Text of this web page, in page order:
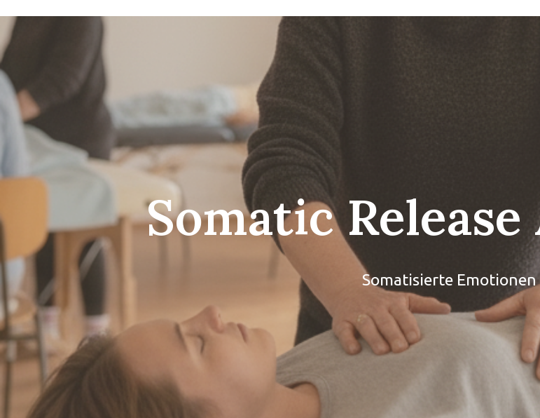
Somatic
Somatisierte Emotionen